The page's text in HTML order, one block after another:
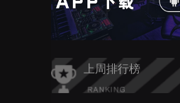
上周排行榜